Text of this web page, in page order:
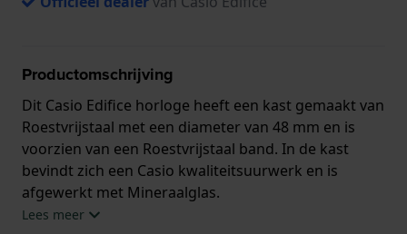
Productomschrijving
Dit Casio Edifice horloge heeft een kast gemaakt van
Roestvrijstaal met een diameter van 48 mm en is
voorzien van een Roestvrijstaal band. In de kast
bevindt zich een Casio kwaliteitsuurwerk en is
afgewerkt met Mineraalglas.
Lees meer